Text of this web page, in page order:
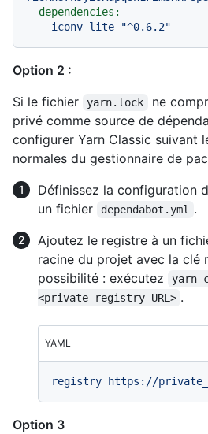
dependencies:
iconv-lite
"^0.6.2"
Option 2 :
Si le fichier
yarn.lock
ne
privé comme source de
configurer Yarn Classic suivant
normales du gestionnaire de
Définissez la configuration
un fichier
dependabot.yml
.
Ajoutez le registre à un
racine du projet avec la clé
possibilité : exécutez
yarn
<private registry URL> .
YAML
registry https://
Option 3